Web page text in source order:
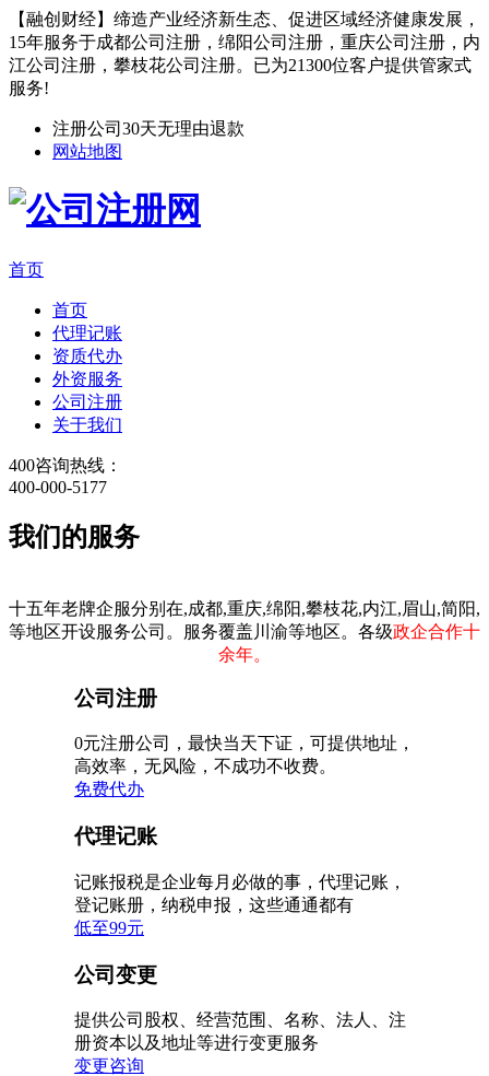
【融创财经】缔造产业经济新生态、促进区域经济健康发展，
15年服务于成都公司注册，绵阳公司注册，重庆公司注册，内
江公司注册，攀枝花公司注册。已为21300位客户提供管家式
服务!
注册公司30天无理由退款
网站地图
首页
首页
代理记账
资质代办
外资服务
公司注册
关于我们
400咨询热线：
400-000-5177
我们的服务
十五年老牌企服分别在,成都,重庆,绵阳,攀枝花,内江,眉山,简阳,
等地区开设服务公司。服务覆盖川渝等地区。各级政企合作十
余年。
公司注册
0元注册公司，最快当天下证，可提供地址，
高效率，无风险，不成功不收费。
免费代办
代理记账
记账报税是企业每月必做的事，代理记账，
登记账册，纳税申报，这些通通都有
低至99元
公司变更
提供公司股权、经营范围、名称、法人、注
册资本以及地址等进行变更服务
变更咨询